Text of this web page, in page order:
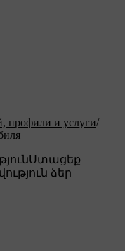
профили и услуги/
Ստացեք
ձեր